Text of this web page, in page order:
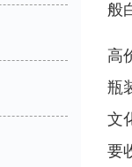
般
高
瓶
文
要